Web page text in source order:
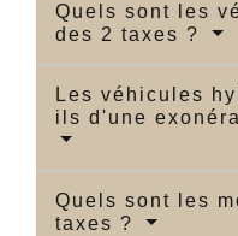
Quels sont les
des 2 taxes ?
Les véhicules
ils d'une
Quels sont les
taxes ?